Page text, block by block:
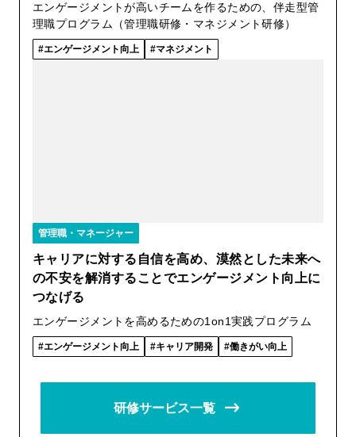
エンゲージメントが高いチームを作るための、伴走型管
理職プログラム（管理職研修・マネジメント研修）
エンゲージメント向上 マネジメント
管理職・マネージャー
キャリアに対する自信を高め、漠然とした未来へ
の不安を解消することでエンゲージメント向上に
つなげる
エンゲージメントを高めるための1on1実践プログラム
エンゲージメント向上 キャリア開発 働きがい向上
研修サービス一覧